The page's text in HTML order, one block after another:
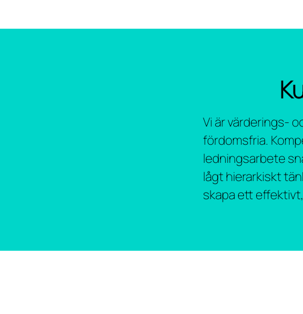
Vi är värderings-
fördomsfria.
ledningsarbete
lågt hierarkiskt
skapa ett